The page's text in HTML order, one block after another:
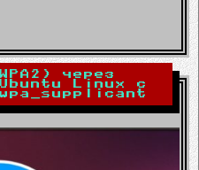
через
Linux c